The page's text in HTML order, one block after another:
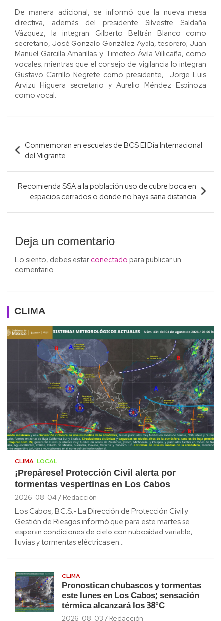
De manera adicional, se informó que la nueva mesa
directiva, además del presidente Silvestre Saldaña
Vázquez, la integran Gilberto Beltrán Blanco como
secretario, José Gonzalo González Ayala, tesorero; Juan
Manuel Garcilla Amarillas y Timoteo Ávila Villicaña, como
vocales; mientras que el consejo de vigilancia lo integran
Gustavo Carrillo Negrete como presidente, Jorge Luis
Arvizu Higuera secretario y Aurelio Méndez Espinoza
como vocal.
Navegación
de
entradas
Conmemoran en escuelas de BCS El Día Internacional
del Migrante
Recomienda SSA a la población uso de cubre boca en
espacios cerrados o donde no haya sana distancia
Deja un comentario
Lo siento, debes estar conectado para publicar un
comentario.
CLIMA
CLIMA LOCAL
¡Prepárese! Protección Civil alerta por
tormentas vespertinas en Los Cabos
2026-08-04 Redacción
Los Cabos, B.C.S.- La Dirección de Protección Civil y
Gestión de Riesgos informó que para este martes se
esperan condiciones de cielo con nubosidad variable,
lluvias y tormentas eléctricas en…
CLIMA
Pronostican chubascos y tormentas
este lunes en Los Cabos; sensación
térmica alcanzará los 38°C
2026-08-03 Redacción